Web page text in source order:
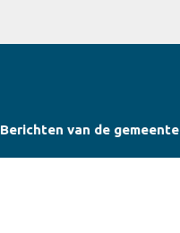
Berichten van de gemeente